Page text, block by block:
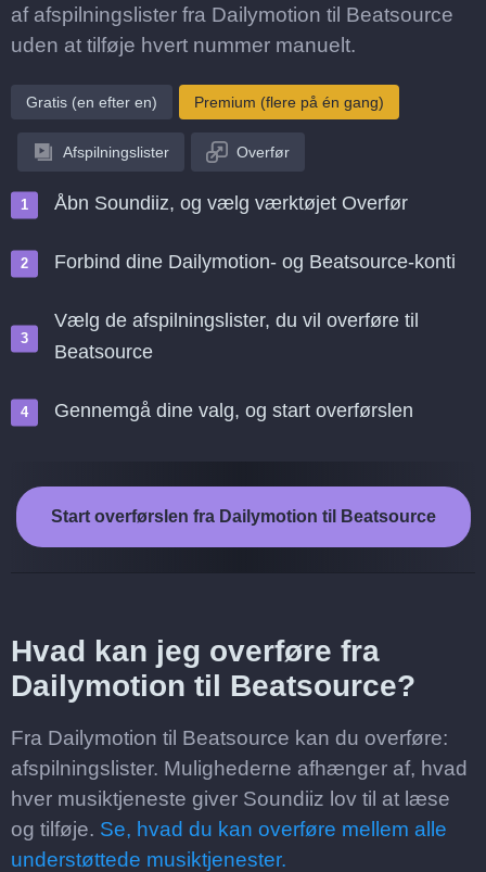
af afspilningslister fra Dailymotion til Beatsource
uden at tilføje hvert nummer manuelt.
Gratis (en efter en) Premium (flere på én gang)
Afspilningslister Overfør
Åbn Soundiiz, og vælg værktøjet Overfør
Forbind dine Dailymotion- og Beatsource-konti
Vælg de afspilningslister, du vil overføre til
Beatsource
Gennemgå dine valg, og start overførslen
Start overførslen fra Dailymotion til Beatsource
Hvad kan jeg overføre fra
Dailymotion til Beatsource?
Fra Dailymotion til Beatsource kan du overføre:
afspilningslister. Mulighederne afhænger af, hvad
hver musiktjeneste giver Soundiiz lov til at læse
og tilføje. Se, hvad du kan overføre mellem alle
understøttede musiktjenester.